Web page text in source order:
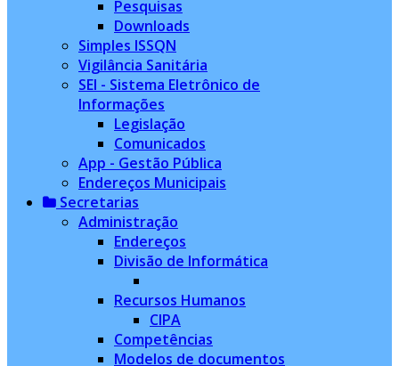
Pesquisas
Downloads
Simples ISSQN
Vigilância Sanitária
SEI - Sistema Eletrônico de
Informações
Legislação
Comunicados
App - Gestão Pública
Endereços Municipais
Secretarias
Administração
Endereços
Divisão de Informática
Recursos Humanos
CIPA
Competências
Modelos de documentos